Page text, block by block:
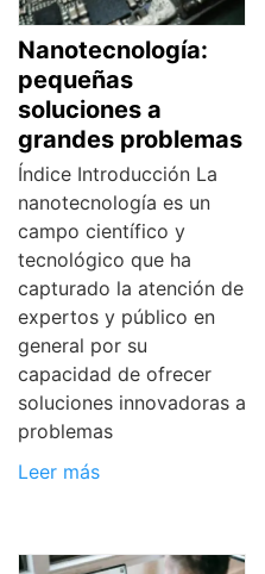
Nanotecnología:
pequeñas
soluciones a
grandes problemas
Índice Introducción La
nanotecnología es un
campo científico y
tecnológico que ha
capturado la atención de
expertos y público en
general por su
capacidad de ofrecer
soluciones innovadoras a
problemas
Leer más